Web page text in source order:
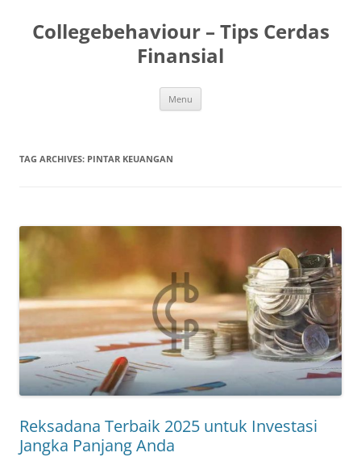
content
Collegebehaviour – Tips Cerdas
Finansial
Menu
TAG ARCHIVES: PINTAR KEUANGAN
Reksadana Terbaik 2025 untuk Investasi
Jangka Panjang Anda